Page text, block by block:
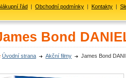
řád | Obchodní podmínky | Kontakty |
Bond
Úvodní strana Akční filmy James Bond